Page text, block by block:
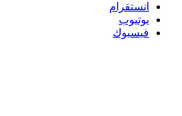
انستقرام
يوتيوب
فيسبوك